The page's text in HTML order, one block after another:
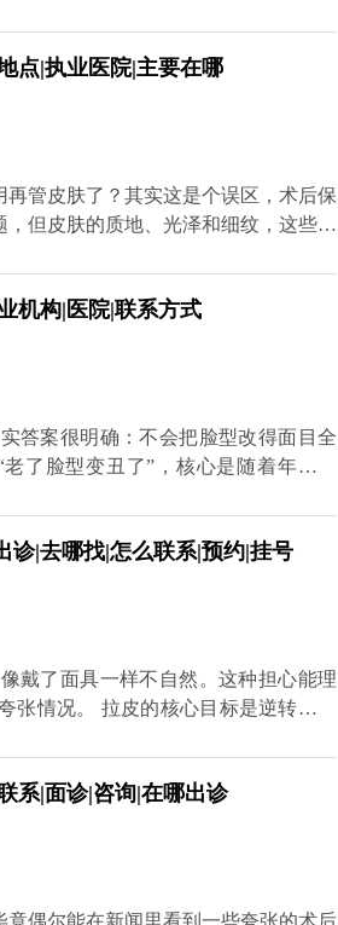
现色素沉着，还会加速胶原分解，让
关键。虽然术后表情会慢慢恢复自
。拉皮从来不是抗衰的终点，只是帮
才是维持年轻态的核心。你对皮肤用
提升术的问题，可以去官方媒体平台
点|执业医院|主要在哪
管皮肤了？其实这是个误区，术后保
但皮肤的质地、光泽和细纹，这些细
状态，但皮肤的自然衰老过程并没有
水量不够，也可以在医生指导下配合
针，能放松肌肉，延缓静态纹出现。
，后续的保养就是填想知道更多关于
百家号、小红薯）预约面诊，详细了
机构|医院|联系方式
答案很明确：不会把脸型改得面目全
了脸型变丑了”，核心是随着年龄增
变深、下颌线模糊，看起来脸变宽变
定，再去掉多余的松弛皮肤。术后你
原生面部结构。记住，拉皮是“还原
。 想知道更多关于MCR复合提升术的
约面诊，详细了解。
诊|去哪找|怎么联系|预约|挂号
戴了面具一样不自然。这种担心能理
情况。 拉皮的核心目标是逆转皮肤
地“往上提”。比如MCR复合提升术
脸绷得发亮”的情况，反而会让轮廓
提升。术后初期可能会有轻微的紧绷
其担心效果夸张，不如多花时间筛选
造容貌”。 想知道更多关于MCR复合
系|面诊|咨询|在哪出诊
偶尔能在新闻里看到一些夸张的术后